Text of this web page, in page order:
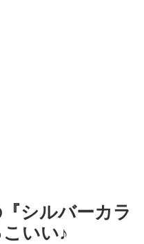
シルバーカラ
いい♪